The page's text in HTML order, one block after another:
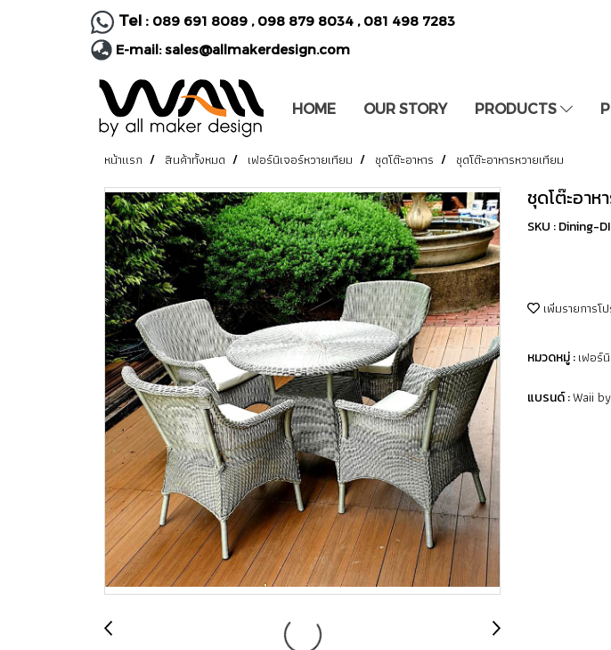
Tel : 089 691 8089 , 098 879 8034 , 081 498 7283
E-mail:sales@allmakerdesign.com
HOME OUR STORY PRODUCTS
หน้าแรก สินค้าทั้งหมด เฟอร์นิเจอร์หวายเทียม ชุดโต๊ะอาหาร ชุดโต๊ะอาหารหวายเทียม
ชุดโต๊ะอาห
SKU : Dining-
เพิ่มรายการโ
หมวดหมู่ :เฟอร์
แบรนด์ :Waii